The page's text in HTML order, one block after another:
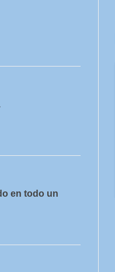
en todo un